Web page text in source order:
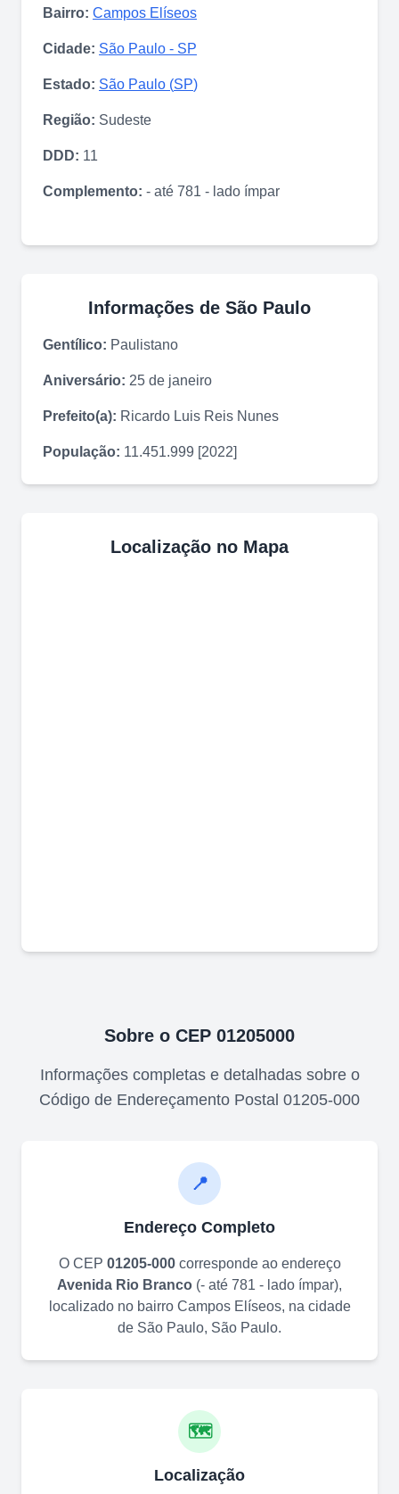
Bairro: Campos Elíseos
Cidade: São Paulo - SP
Estado: São Paulo (SP)
Região: Sudeste
DDD: 11
Complemento: - até 781 - lado ímpar
Informações de São Paulo
Gentílico: Paulistano
Aniversário: 25 de janeiro
Prefeito(a): Ricardo Luis Reis Nunes
População: 11.451.999 [2022]
Localização no Mapa
Sobre o CEP 01205000
Informações completas e detalhadas sobre o
Código de Endereçamento Postal 01205-000
📍
Endereço Completo
O CEP 01205-000corresponde ao endereço
Avenida Rio Branco (- até 781 - lado ímpar),
localizado no bairro Campos Elíseos, na cidade
de São Paulo, São Paulo.
🗺️
Localização